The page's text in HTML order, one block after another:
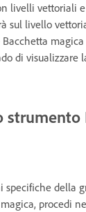
livelli vettoriali
sul livello
di visualizzare
strumento
specifiche della
procedi